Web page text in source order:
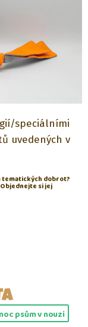
speciálními
uvedených v
tematických dobrot?
si jej
psům v nouzi